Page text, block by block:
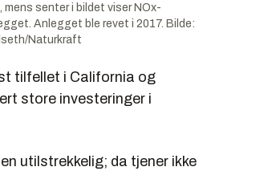
mens senter i bildet viser NOx-
Anlegget ble revet i 2017. Bilde:
Naturkraft
tilfellet i California og
store investeringer i
utilstrekkelig; da tjener ikke